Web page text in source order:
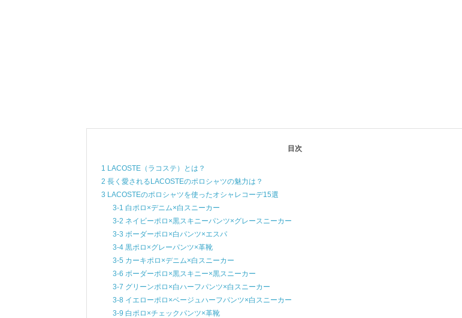
目次
1 LACOSTE（ラコステ）とは？
2 長く愛されるLACOSTEのポロシャツの魅力は？
3 LACOSTEのポロシャツを使ったオシャレコーデ15選
3-1 白ポロ×デニム×白スニーカー
3-2 ネイビーポロ×黒スキニーパンツ×グレースニーカー
3-3 ボーダーポロ×白パンツ×エスパ
3-4 黒ポロ×グレーパンツ×革靴
3-5 カーキポロ×デニム×白スニーカー
3-6 ボーダーポロ×黒スキニー×黒スニーカー
3-7 グリーンポロ×白ハーフパンツ×白スニーカー
3-8 イエローポロ×ベージュハーフパンツ×白スニーカー
3-9 白ポロ×チェックパンツ×革靴